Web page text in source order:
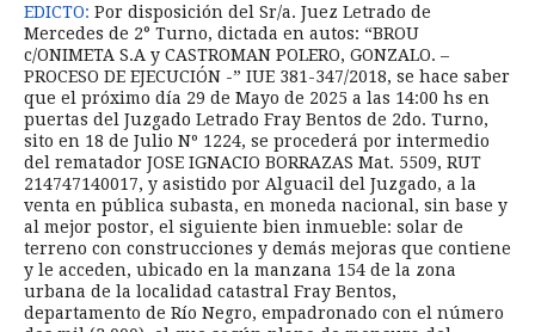
EDICTO: Por disposición del Sr/a. Juez Letrado de
Mercedes de 2° Turno, dictada en autos: “BROU
c/ONIMETA S.A y CASTROMAN POLERO, GONZALO. –
PROCESO DE EJECUCIÓN -” IUE 381-347/2018, se hace saber
que el próximo día 29 de Mayo de 2025 a las 14:00 hs en
puertas del Juzgado Letrado Fray Bentos de 2do. Turno,
sito en 18 de Julio Nº 1224, se procederá por intermedio
del rematador JOSE IGNACIO BORRAZAS Mat. 5509, RUT
214747140017, y asistido por Alguacil del Juzgado, a la
venta en pública subasta, en moneda nacional, sin base y
al mejor postor, el siguiente bien inmueble: solar de
terreno con construcciones y demás mejoras que contiene
y le acceden, ubicado en la manzana 154 de la zona
urbana de la localidad catastral Fray Bentos,
departamento de Río Negro, empadronado con el número